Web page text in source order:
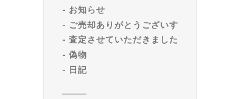
お知らせ
ご売却ありがとうございす
査定させていただきました
偽物
日記